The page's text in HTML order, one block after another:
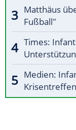
Matthäus
Fußball"
Times:
Medien:
Krisentreffen